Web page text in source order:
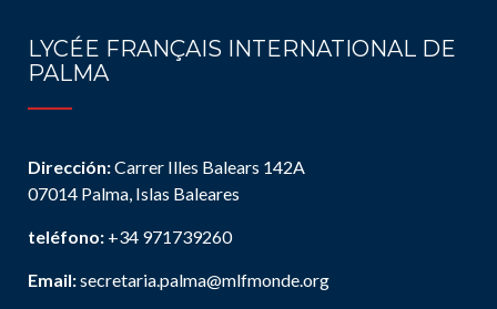
LYCÉE FRANÇAIS INTERNATIONAL DE
PALMA
Dirección:Carrer Illes Balears 142A
07014 Palma, Islas Baleares
teléfono: +34 971739260
Email:secretaria.palma@mlfmonde.org